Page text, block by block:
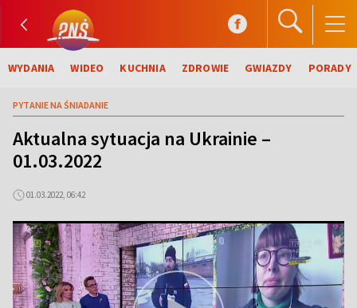
WYDANIA WIDEO KUCHNIA ZDROWIE GWIAZDY PORADY
PYTANIE NA ŚNIADANIE
Aktualna sytuacja na Ukrainie –
01.03.2022
01.03.2022, 06:42